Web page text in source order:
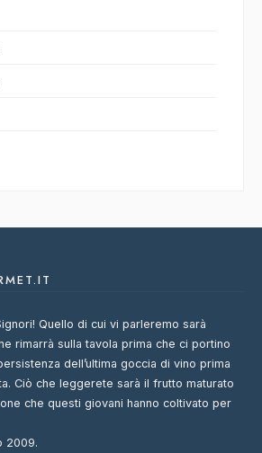
Quello di cui vi parleremo sarà
rimarrà sulla tavola prima che ci portino
dell’ultima goccia di vino prima
Ciò che leggerete sarà il frutto maturato
che questi giovani hanno coltivato per
2009.